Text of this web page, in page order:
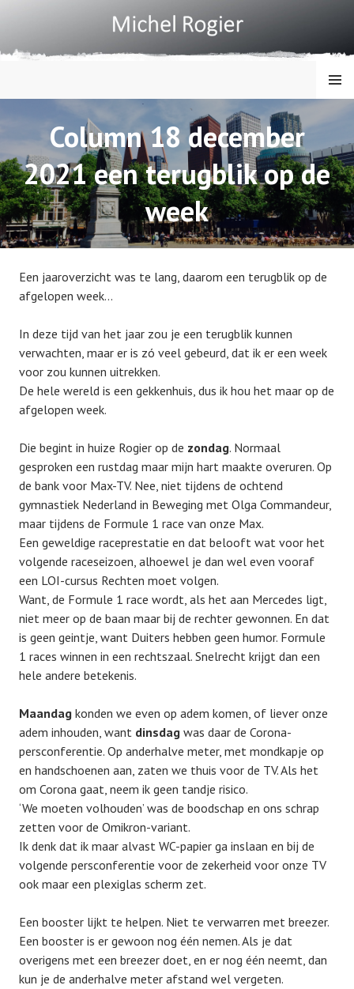
inhoud
MICHEL ROGIER
MENU
Column 18 december
2021 een terugblik op de
week
Een jaaroverzicht was te lang, daarom een terugblik op de
afgelopen week…
In deze tijd van het jaar zou je een terugblik kunnen
verwachten, maar er is zó veel gebeurd, dat ik er een week
voor zou kunnen uitrekken.
De hele wereld is een gekkenhuis, dus ik hou het maar op de
afgelopen week.
Die begint in huize Rogier op de zondag. Normaal
gesproken een rustdag maar mijn hart maakte overuren. Op
de bank voor Max-TV. Nee, niet tijdens de ochtend
gymnastiek Nederland in Beweging met Olga Commandeur,
maar tijdens de Formule 1 race van onze Max.
Een geweldige raceprestatie en dat belooft wat voor het
volgende raceseizoen, alhoewel je dan wel even vooraf
een LOI-cursus Rechten moet volgen.
Want, de Formule 1 race wordt, als het aan Mercedes ligt,
niet meer op de baan maar bij de rechter gewonnen. En dat
is geen geintje, want Duiters hebben geen humor. Formule
1 races winnen in een rechtszaal. Snelrecht krijgt dan een
hele andere betekenis.
Maandag konden we even op adem komen, of liever onze
adem inhouden, want dinsdag was daar de Corona-
persconferentie. Op anderhalve meter, met mondkapje op
en handschoenen aan, zaten we thuis voor de TV. Als het
om Corona gaat, neem ik geen tandje risico.
‘We moeten volhouden’ was de boodschap en ons schrap
zetten voor de Omikron-variant.
Ik denk dat ik maar alvast WC-papier ga inslaan en bij de
volgende persconferentie voor de zekerheid voor onze TV
ook maar een plexiglas scherm zet.
Een booster lijkt te helpen. Niet te verwarren met breezer.
Een booster is er gewoon nog één nemen. Als je dat
overigens met een breezer doet, en er nog één neemt, dan
kun je de anderhalve meter afstand wel vergeten.